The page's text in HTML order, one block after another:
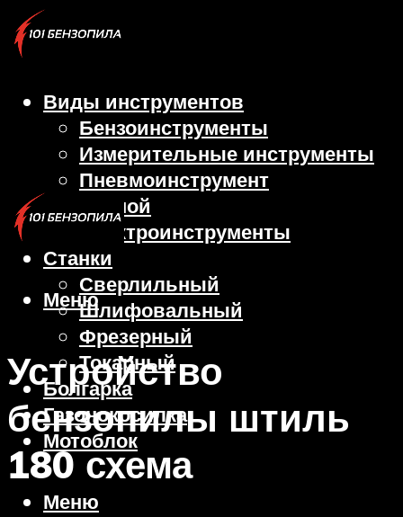
Виды инструментов
Бензоинструменты
Измерительные инструменты
Пневмоинструмент
Ручной
Электроинструменты
Станки
Сверлильный
Шлифовальный
Фрезерный
Токарный
Болгарка
Газонокосилка
Мотоблок
Меню
Меню
Устройство
бензопилы штиль
180 схема